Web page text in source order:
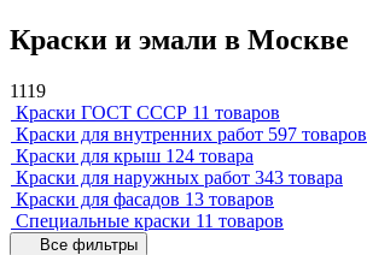
Краски и эмали в Москве
1119
Краски ГОСТ СССР 11 товаров
Краски для внутренних работ 597 товаров
Краски для крыш 124 товара
Краски для наружных работ 343 товара
Краски для фасадов 13 товаров
Специальные краски 11 товаров
Все фильтры